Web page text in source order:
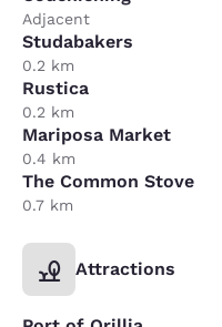
Adjacent
Studabakers
0.2 km
Rustica
0.2 km
Mariposa Market
0.4 km
The Common Stove
0.7 km
Attractions